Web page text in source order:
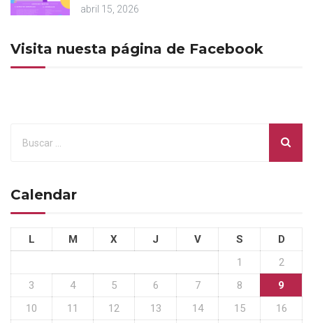
abril 15, 2026
Visita nuesta página de Facebook
Calendar
L M X J V S
D
1
2
3
4 5 6 7 8
9
10
11 12 13 14 15
16